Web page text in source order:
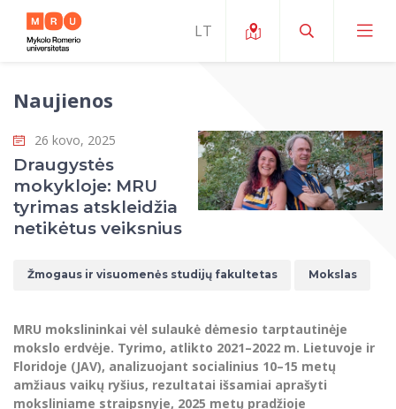
Apie ERUA
Naujienos ir renginiai
Galimybės
Komanda ir kontaktai
Studijų organizavimas ir aplinka
Finansai
Estetinis ugdymas
Pramoginių šokių kolektyvas ,,Bolero”
Universiteto teatras
Dokumentai reglamentuojantys studijas
Neformaliuoju ir (ar) savišvietos būdu įgytų
Studijų kokybė
Studijų programos
Studentams
Erasmus+ mobilumas studijoms (SMS)
Darbuotojams
Skaitmeniniai ženkliukai
Karjeros centras
MOin – MRU Mokslo ir inovacijų savaitė
Mokslo programos
Mokslininkų profiliai "CRIS"
Tarptautinių ekspertų tinklas
Atitikties mokslinių tyrimų etikai komitetas
Apie MRU
Rektorės žodis
Reitingai
Universiteto garbės nariai
Teisės mokykla
Žmogaus ir visuomenės studijų fakultetas
Viešojo valdymo ir verslo fakultetas
Pranešimai spaudai
Ekspertų sąrašas
Renginių kalendorius
Naujienos
26 kovo, 2025
Draugystės
mokykloje: MRU
tyrimas atskleidžia
netikėtus veiksnius
Žmogaus ir visuomenės studijų fakultetas Mokslas
MRU mokslininkai vėl sulaukė dėmesio tarptautinėje
mokslo erdvėje. Tyrimo, atlikto 2021–2022 m. Lietuvoje ir
Floridoje (JAV), analizuojant socialinius 10–15 metų
amžiaus vaikų ryšius, rezultatai išsamiai aprašyti
moksliniame straipsnyje, 2025 metų pradžioje